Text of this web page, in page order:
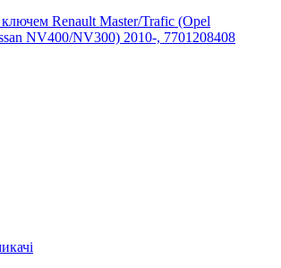
ключем Renault Master/Trafic (Opel
NV400/NV300) 2010-, 7701208408